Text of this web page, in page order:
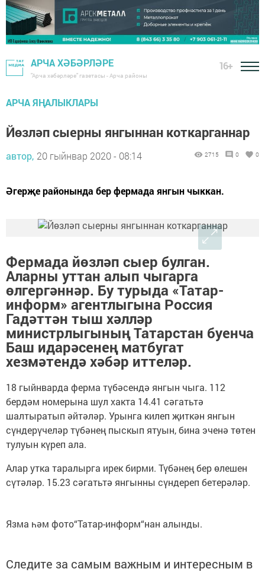
АРЧА ХӘБӘРЛӘРЕ
"Арча хәбәрләре" газетасы - Арча районы
16+
АРЧА ЯҢАЛЫКЛАРЫ
Йөзләп сыерны янгыннан коткарганнар
автор, 20 гыйнвар 2020 - 08:14 2715 0 0
Әгерҗе районында бер фермада янгын чыккан.
Фермада йөзләп сыер булган.
Аларны уттан алып чыгарга
өлгергәннәр. Бу турыда «Татар-
информ» агентлыгына Россия
Гадәттән тыш хәлләр
министрлыгының Татарстан буенча
Баш идарәсенең матбугат
хезмәтендә хәбәр иттеләр.
18 гыйнварда ферма түбәсендә янгын чыга. 112
бердәм номерына шул хакта 14.41 сәгатьтә
шалтыратып әйтәләр. Урынга килеп җиткән янгын
сүндерүчеләр түбәнең пыскып ятуын, бина эченә төтен
тулуын күреп ала.
Алар утка таралырга ирек бирми. Түбәнең бер өлешен
сүтәләр. 15.23 сәгатьтә янгынны сүндереп бетерәләр.
Язма һәм фото“Татар-информ“нан алынды.
Следите за самым важным и интересным в